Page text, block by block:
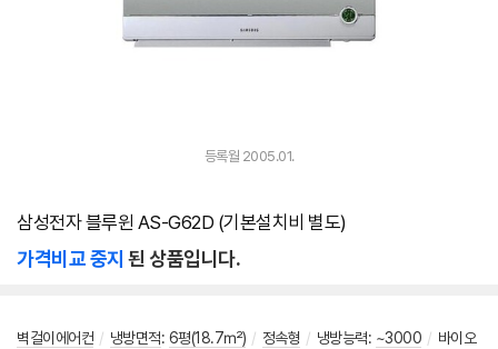
등록월 2005.01.
삼성전자 블루윈 AS-G62D (기본설치비 별도)
가격비교 중지 된 상품입니다.
벽걸이에어컨 / 냉방면적: 6평(18.7㎡) / 정속형 / 냉방능력: ~3000 / 바이오